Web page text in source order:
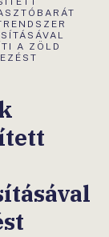
A ZÖLD